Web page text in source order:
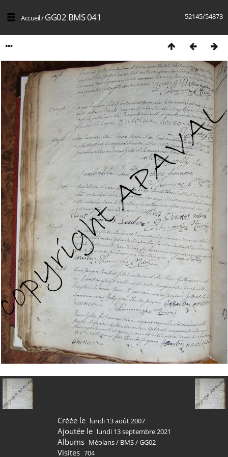
52145/54873
Accueil/GG02 BMS 041
Créée le lundi 13 août 2007
Ajoutée le lundi 13 septembre 2021
Albums Méolans/ BMS/GG02
Visites 704